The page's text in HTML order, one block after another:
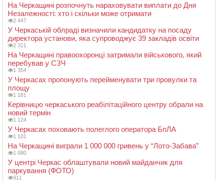
На Черкащині розпочнуть нараховувати виплати до Дня
Незалежності: хто і скільки може отримати
2 447
У Черкаській облраді визначили кандидатку на посаду
директора установи, яка супроводжує 39 закладів освіти
2 311
На Черкащині правоохоронці затримали військового, який
перебував у СЗЧ
1 354
У Черкасах пропонують перейменувати три провулки та
площу
1 181
Керівницю черкаського реабілітаційного центру обрали на
новий термін
1 124
У Черкасах поховають полеглого оператора БпЛА
1 101
На Черкащині виграли 1 000 000 гривень у “Лото-Забава”
1 080
У центрі Черкас облаштували новий майданчик для
паркування (ФОТО)
911